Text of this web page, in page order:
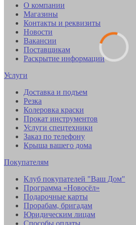
О компании
Магазины
Контакты и реквизиты
Новости
Вакансии
Поставщикам
Раскрытие информации
Услуги
Доставка и подъем
Резка
Колеровка краски
Прокат инструментов
Услуги спецтехники
Заказ по телефону
Крыша вашего дома
Покупателям
Клуб покупателей "Ваш Дом"
Программа «Новосёл»
Подарочные карты
Прорабам, бригадам
Юридическим лицам
Способы оплаты